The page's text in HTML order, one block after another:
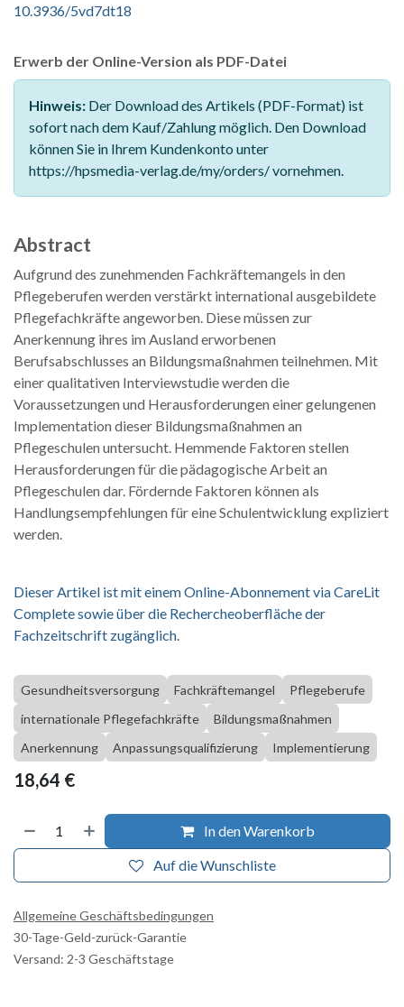
10.3936/5vd7dt18
Erwerb der Online-Version als PDF-Datei
Hinweis: Der Download des Artikels (PDF-Format) ist
sofort nach dem Kauf/Zahlung möglich. Den Download
können Sie in Ihrem Kundenkonto unter
https://hpsmedia-verlag.de/my/orders/ vornehmen.
Abstract
Aufgrund des zunehmenden Fachkräftemangels in den
Pflegeberufen werden verstärkt international ausgebildete
Pflegefachkräfte angeworben. Diese müssen zur
Anerkennung ihres im Ausland erworbenen
Berufsabschlusses an Bildungsmaßnahmen teilnehmen. Mit
einer qualitativen Interviewstudie werden die
Voraussetzungen und Herausforderungen einer gelungenen
Implementation dieser Bildungsmaßnahmen an
Pflegeschulen untersucht. Hemmende Faktoren stellen
Herausforderungen für die pädagogische Arbeit an
Pflegeschulen dar. Fördernde Faktoren können als
Handlungsempfehlungen für eine Schulentwicklung expliziert
werden.
Dieser Artikel ist mit einem Online-Abonnement via CareLit
Complete sowie über die Rechercheoberfläche der
Fachzeitschrift zugänglich.
Gesundheitsversorgung Fachkräftemangel
Pflegeberufe
internationale Pflegefachkräfte
Bildungsmaßnahmen
Anerkennung
Anpassungsqualifizierung Implementierung
18,64 €
In den Warenkorb
Auf die Wunschliste
Allgemeine Geschäftsbedingungen
30-Tage-Geld-zurück-Garantie
Versand: 2-3 Geschäftstage